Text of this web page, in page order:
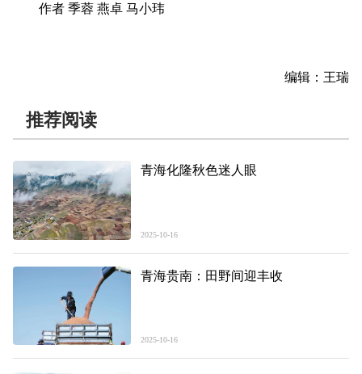
作者 季蓉 燕卓 马小玮
编辑：王瑞
推荐阅读
青海化隆秋色迷人眼
2025-10-16
青海贵南：田野间迎丰收
2025-10-16